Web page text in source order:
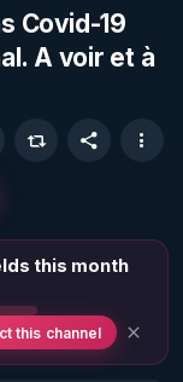
Covid-19
A voir et à
this month
this channel